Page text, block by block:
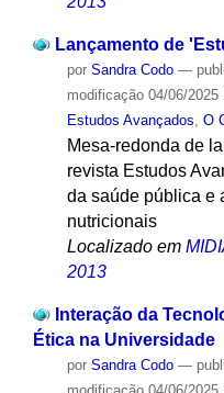
Lançamento de
por Sandra Codo —
modificação04/06/2025
Estudos Avançados O
Mesa-redonda de
revista Estudos
da saúde pública e
nutricionais
Localizado em
2013
Interação da
Ética na Universidade
por Sandra Codo —